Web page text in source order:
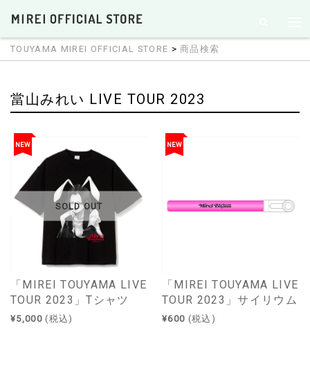
TOUYAMA MIREI OFFICIAL STORE >商品検索
當山みれい LIVE TOUR 2023
SOLD OUT
NEW
「MIREI TOUYAMA LIVE
TOUR 2023」Tシャツ
¥5,000 (税込)
NEW
「MIREI TOUYAMA LIVE
TOUR 2023」サイリウム
¥600 (税込)